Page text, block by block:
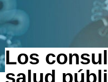
Los
salud